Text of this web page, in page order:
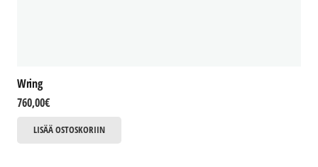
Wring
760,00€
LISÄÄ OSTOSKORIIN